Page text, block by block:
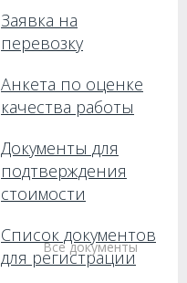
Заявка на
перевозку
Анкета по оценке
качества работы
Документы для
подтверждения
стоимости
Список документов
для регистрации
Все документы